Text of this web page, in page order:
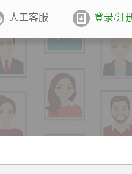
人工客服 登录/注